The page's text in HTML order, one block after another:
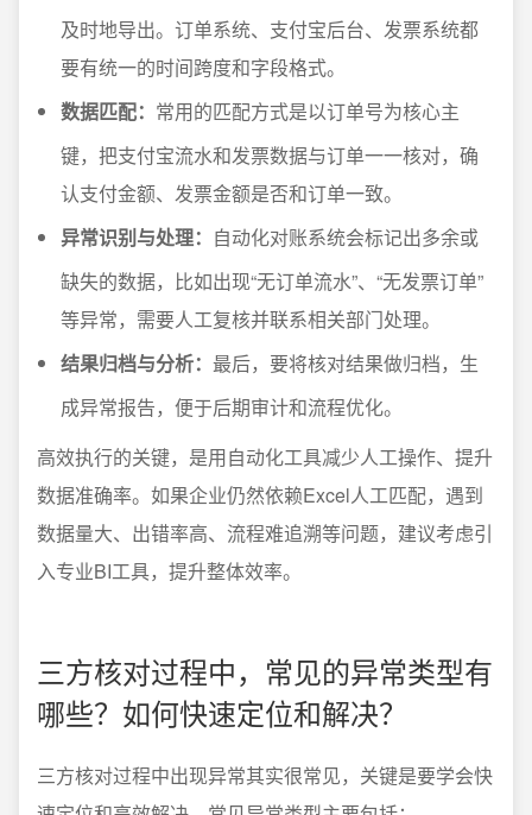
及时地导出。订单系统、支付宝后台、发票系统都
要有统一的时间跨度和字段格式。
数据匹配： 常用的匹配方式是以订单号为核心主
键，把支付宝流水和发票数据与订单一一核对，确
认支付金额、发票金额是否和订单一致。
异常识别与处理： 自动化对账系统会标记出多余或
缺失的数据，比如出现“无订单流水”、“无发票订单”
等异常，需要人工复核并联系相关部门处理。
结果归档与分析： 最后，要将核对结果做归档，生
成异常报告，便于后期审计和流程优化。
高效执行的关键，是用自动化工具减少人工操作、提升
数据准确率。如果企业仍然依赖Excel人工匹配，遇到
数据量大、出错率高、流程难追溯等问题，建议考虑引
入专业BI工具，提升整体效率。
三方核对过程中，常见的异常类型有
哪些？如何快速定位和解决？
三方核对过程中出现异常其实很常见，关键是要学会快